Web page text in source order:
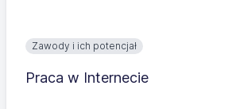
Zawody i ich potencjał
Praca w Internecie